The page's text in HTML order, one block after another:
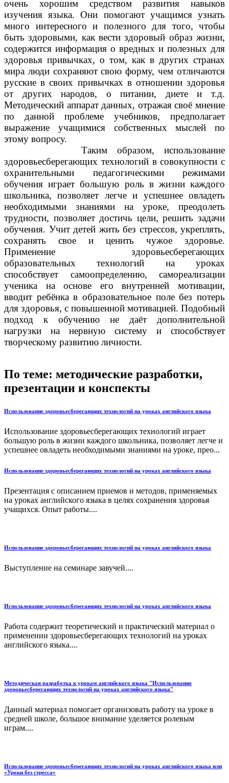
очень хорошим средством развития навыков
изучения языка. Они помогают учащимся узнать
много интересного и полезного для того, чтобы
быть здоровыми, как вести здоровый образ жизни,
содержится информация о вредных и полезных для
здоровья привычках, о том, как в других странах
мира люди сохраняют свою форму, чем отличаются
русские в своих привычках в отношении здоровья
от других народов, о питании, диете и т.д.
Методический аппарат данных, отражая своё мнение
по данной проблеме учебников, предполагает
выражение учащимися собственных мыслей по
этому вопросу.
Таким образом, использование
здоровьесберегающих технологий в совокупности с
охранительными педагогическими режимами
обучения играет большую роль в жизни каждого
школьника, позволяет легче и успешнее овладеть
необходимыми знаниями на уроке, преодолеть
трудности, позволяет достичь цели, решить задачи
обучения. Учит детей жить без стрессов, укреплять,
сохранять свое и ценить чужое здоровье.
Применение здоровьесберегающих
образовательных технологий на уроках
способствует самоопределению, самореализации
ученика на основе его внутренней мотивации,
вводит ребёнка в образовательное поле без потерь
для здоровья, с повышенной мотивацией. Подобный
подход к обучению не даёт дополнительной
нагрузки на нервную систему и способствует
творческому развитию личности.
По теме: методические разработки,
презентации и конспекты
Использование здоровьесберегающих технологий на уроках английского языка
Использование здоровьесберегающих технологий играет
большую роль в жизни каждого школьника, позволяет легче и
успешнее овладеть необходимыми знаниями на уроке, прео...
Использование здоровьесберегающих технологий на уроках английского языка
Презентация с описанием приемов и методов, применяемых
на уроках английского языка в целях сохранения здоровья
учащихся. Опыт работы....
Использование здоровьесберегающих технологий на уроках английского языка
Выступление на семинаре завучей....
Использование здоровьесберегающих технологий на уроках английского языка
Работа содержит теоретический и практический материал о
применении здоровьесберегающих технологий на уроках
английского языка....
Методическая разработка к урокам английского языка "Использование
здоровьесберегающих технологий на уроках английского языка"
Данный материал помогает организовать работу на уроке в
средней школе, большое внимание уделяется ролевым
играм....
Использование здоровьесберегающих технологий на уроках английского языка или
«Уроки без стресса»